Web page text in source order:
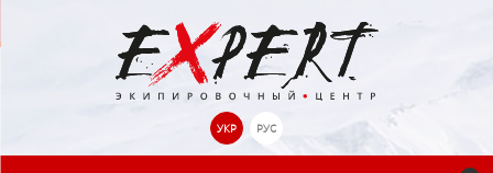
УКР РУС